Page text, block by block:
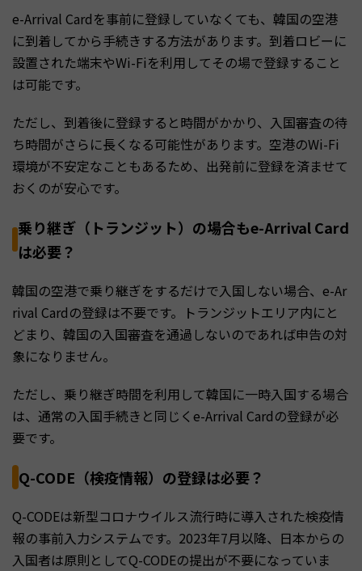
e-Arrival Cardを事前に登録していなくても、韓国の空港
に到着してから手続きする方法があります。到着ロビーに
設置された端末やWi-Fiを利用してその場で登録すること
は可能です。
ただし、到着後に登録すると時間がかかり、入国審査の待
ち時間がさらに長くなる可能性があります。空港のWi-Fi
環境が不安定なこともあるため、出発前に登録を済ませて
おくのが安心です。
乗り継ぎ（トランジット）の場合もe-Arrival Card
は必要？
韓国の空港で乗り継ぎをするだけで入国しない場合、e-Ar
rival Cardの登録は不要です。トランジットエリア内にと
どまり、韓国の入国審査を通過しないのであれば申告の対
象になりません。
ただし、乗り継ぎ時間を利用して韓国に一時入国する場合
は、通常の入国手続きと同じくe-Arrival Cardの登録が必
要です。
Q-CODE（検疫情報）の登録は必要？
Q-CODEは新型コロナウイルス流行時に導入された検疫情
報の事前入力システムです。2023年7月以降、日本からの
入国者は原則としてQ-CODEの提出が不要になっていま